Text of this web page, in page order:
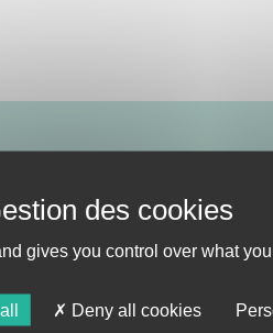
TOI !
AU PROGRAMME
gives you control over what
Deny all cookies